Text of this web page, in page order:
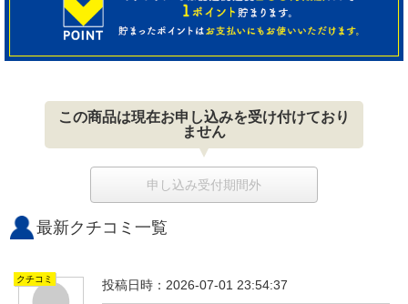
この商品は現在お申し込みを受け付けており
ません
申し込み受付期間外
最新クチコミ一覧
クチコミ 投稿日時：2026-07-01 23:54:37